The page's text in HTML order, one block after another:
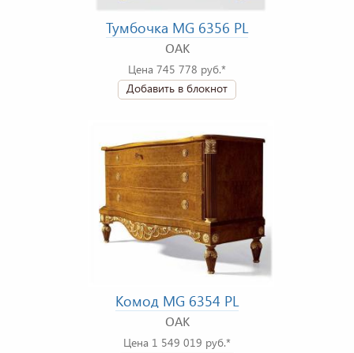
Тумбочка MG 6356 PL
OAK
Цена 745 778 руб.*
Добавить в блокнот
Комод MG 6354 PL
OAK
Цена 1 549 019 руб.*